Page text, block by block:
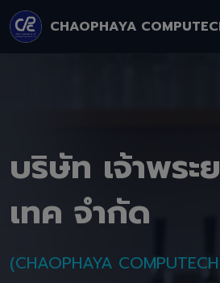
CHAOPHAYA
บริษัท เจ้าพร
เทค จำกัด
(CHAOPHAYA